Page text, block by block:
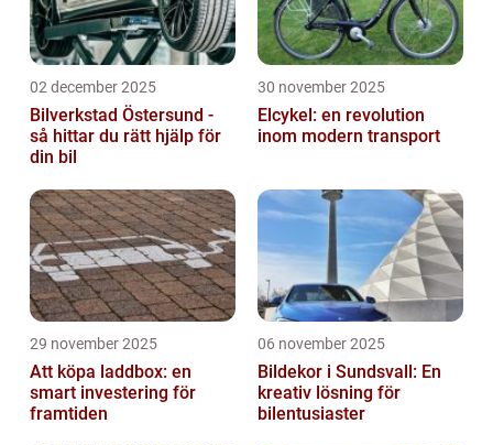
02 december 2025
Bilverkstad Östersund -
så hittar du rätt hjälp för
din bil
30 november 2025
Elcykel: en revolution
inom modern transport
29 november 2025
Att köpa laddbox: en
smart investering för
framtiden
06 november 2025
Bildekor i Sundsvall: En
kreativ lösning för
bilentusiaster